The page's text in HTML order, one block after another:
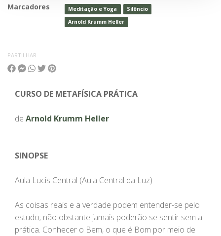
Marcadores Meditação e Yoga
Silêncio
Arnold Krumm Heller
PARTILHAR
CURSO DE METAFÍSICA PRÁTICA
de Arnold Krumm Heller
SINOPSE
Aula Lucis Central (Aula Central da Luz)
As coisas reais e a verdade podem entender-se pelo
estudo; não obstante jamais poderão se sentir sem a
prática. Conhecer o Bem, o que é Bom por meio de